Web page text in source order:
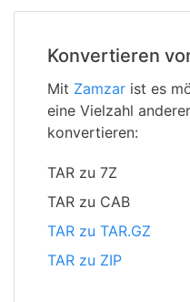
Konvertieren
Mit Zamzar ist es
eine Vielzahl
konvertieren:
TAR zu 7Z
TAR zu CAB
TAR zu TAR.GZ
TAR zu ZIP